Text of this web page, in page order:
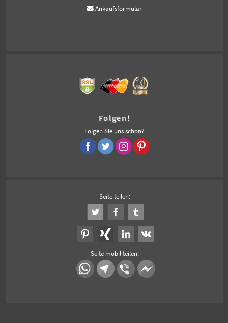
Ankaufsformular
Folgen!
Folgen Sie uns schon?
Seite teilen:
Seite mobil teilen: